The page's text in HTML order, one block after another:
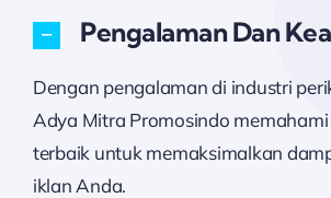
Pengalaman Dan
Dengan pengalaman di industri
Adya Mitra Promosindo memahami
terbaik untuk memaksimalkan
iklan Anda.